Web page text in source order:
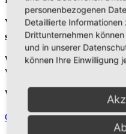
stelle
Wir sind nicht bereit oder
vor einer
Webdesign und techn.
Gamradt Webdesign
personenbezogenen
Detaillierte
Drittunternehmen
und in unserer
können Ihre Einwilligung